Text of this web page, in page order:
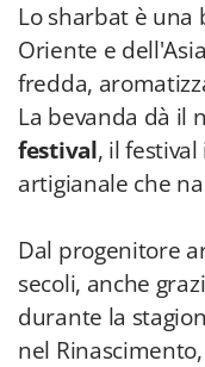
Lo sharbat è una
Oriente e
fredda,
La bevanda dà il
festival, il
artigianale che
Dal progenitore
secoli, anche
durante la
nel